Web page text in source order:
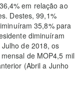
em relação ao
Destes, 99,1%
35,8% para
diminuíram
de 2018, os
de MOP4,5 mil
(Abril a Junho